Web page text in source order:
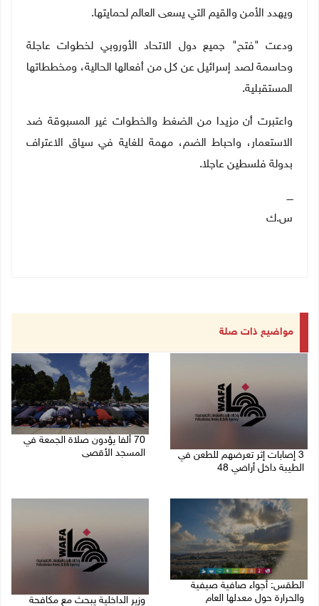
ويهدد الأمن والقيم التي يسعى العالم لحمايتها.
ودعت "فتح" جميع دول الاتحاد الأوروبي لخطوات عاجلة
وحاسمة لصد إسرائيل عن كل من أفعالها الحالية، ومخططاتها
المستقبلية.
واعتبرت أن مزيدا من الضغط والخطوات غير المسبوقة ضد
الاستعمار، واحباط الضم، مهمة للغاية في سياق الاعتراف
بدولة فلسطين عاجلا.
ــــ
س.ك
مواضيع ذات صلة
3 إصابات إثر تعرضهم للطعن في
الطيبة داخل أراضي 48
70 ألفا يؤدون صلاة الجمعة في
المسجد الأقصى
الطقس: أجواء صافية صيفية
والحرارة حول معدلها العام
وزير الداخلية يبحث مع مكافحة